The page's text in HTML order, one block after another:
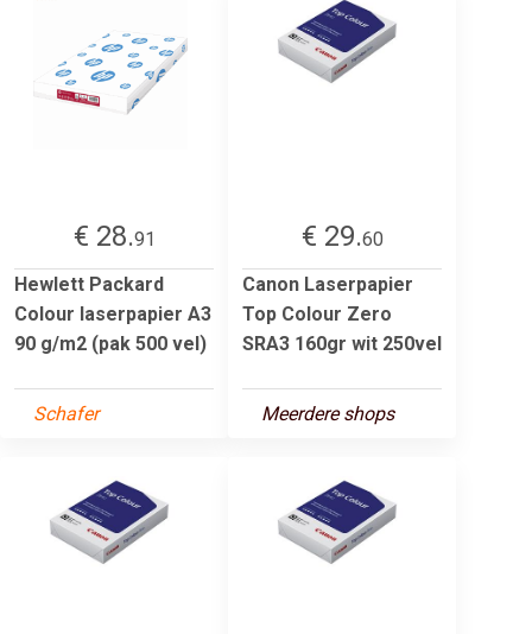
€ 28.91
Hewlett Packard
Colour laserpapier A3
90 g/m2 (pak 500 vel)
Schafer
€ 29.60
Canon Laserpapier
Top Colour Zero
SRA3 160gr wit 250vel
Meerdere shops